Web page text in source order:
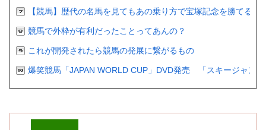
【競馬】歴代の名馬を見てもあの乗り方で宝塚記念を勝てる
競馬で外枠が有利だったことってあんの？
これが開発されたら競馬の発展に繋がるもの
爆笑競馬「JAPAN WORLD CUP」DVD発売 「スキージャン